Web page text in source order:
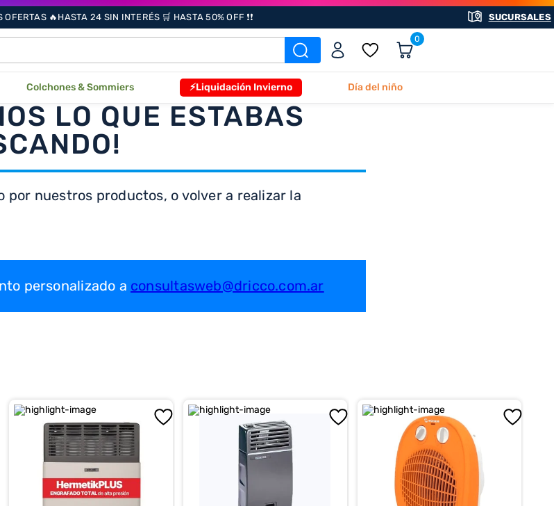
OFERTAS 🔥HASTA 24 SIN INTERÉS 🛒 HASTA 50% OFF ❗❗ SUCURSALES
0
Colchones & Sommiers ⚡Liquidación Invierno Día del niño
LO QUE ESTABAS
nuestros productos, o volver a realizar la
personalizado a consultasweb@dricco.com.ar